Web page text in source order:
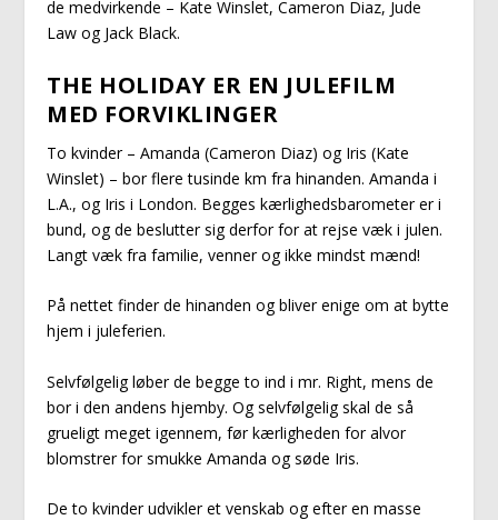
de medvirkende – Kate Winslet, Cameron Diaz, Jude
Law og Jack Black.
THE HOLIDAY ER EN JULEFILM
MED FORVIKLINGER
To kvinder – Amanda (Cameron Diaz) og Iris (Kate
Winslet) – bor flere tusinde km fra hinanden. Amanda i
L.A., og Iris i London. Begges kærlighedsbarometer er i
bund, og de beslutter sig derfor for at rejse væk i julen.
Langt væk fra familie, venner og ikke mindst mænd!
På nettet finder de hinanden og bliver enige om at bytte
hjem i juleferien.
Selvfølgelig løber de begge to ind i mr. Right, mens de
bor i den andens hjemby. Og selvfølgelig skal de så
grueligt meget igennem, før kærligheden for alvor
blomstrer for smukke Amanda og søde Iris.
De to kvinder udvikler et venskab og efter en masse